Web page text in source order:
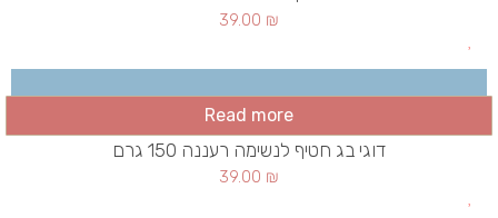
39.00 ₪
Read more
דוגי בג חטיף לנשימה רעננה 150 גרם
39.00 ₪